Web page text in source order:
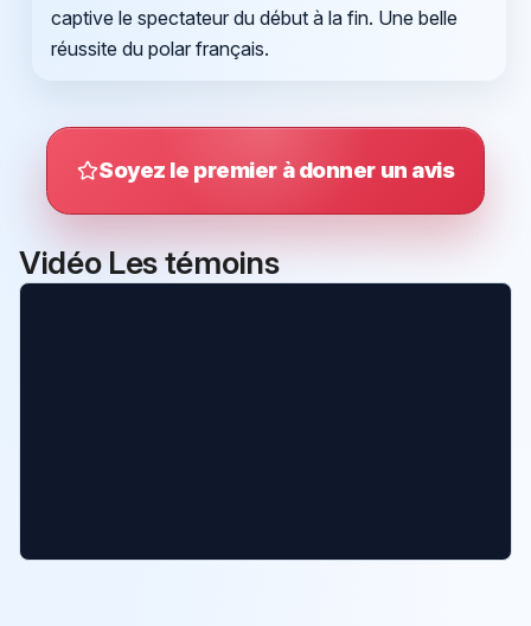
captive le spectateur du début à la fin. Une belle
réussite du polar français.
Soyez le premier à donner un avis
Vidéo Les témoins